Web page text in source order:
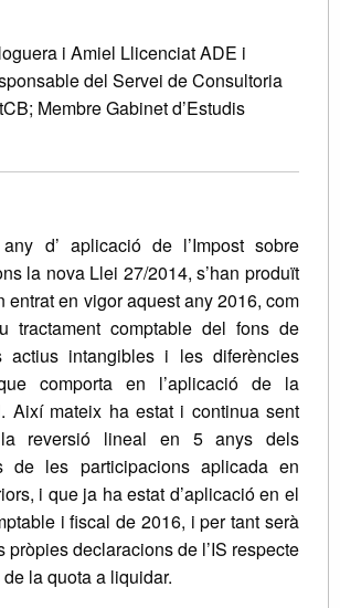
i Amiel Llicenciat ADE i
del Servei de Consultoria
Membre Gabinet d’Estudis
d’ aplicació de l’Impost sobre
la nova Llei 27/2014, s’han produït
entrat en vigor aquest any 2016, com
tractament comptable del fons de
actius intangibles i les diferències
comporta en l’aplicació de la
Així mateix ha estat i continua sent
la reversió lineal en 5 anys dels
de les participacions aplicada en
i que ja ha estat d’aplicació en el
i fiscal de 2016, i per tant serà
pròpies declaracions de l’IS respecte
la quota a liquidar.